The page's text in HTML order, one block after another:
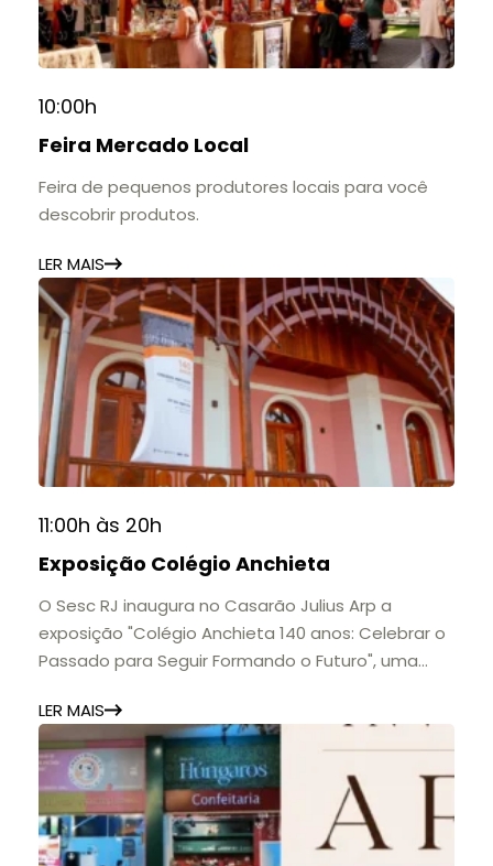
10:00h
Feira Mercado Local
Feira de pequenos produtores locais para você
descobrir produtos.
LER MAIS
11:00h às 20h
Exposição Colégio Anchieta
O Sesc RJ inaugura no Casarão Julius Arp a
exposição "Colégio Anchieta 140 anos: Celebrar o
Passado para Seguir Formando o Futuro", uma
importantes instituições de ensino de Nova
Friburgo e do Brasil.
A mostra convida o público a conhecer o legado
do Colégio Anchieta por meio de documentos,
histórias e marcos que evidenciam sua
contribuição para a educação, a cultura e a
LER MAIS